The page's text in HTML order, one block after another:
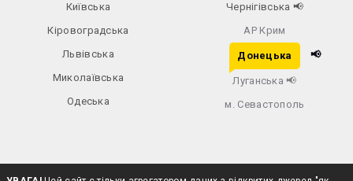
Київська
Кіровоградська
Львівська
Миколаївська
Одеська
Чернігівська 📢
АР Крим
Донецька 📢
Луганська 📢
м. Севастополь